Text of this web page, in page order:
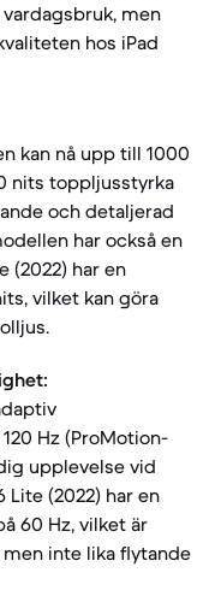
men
hos iPad
kan nå upp till 1000
nits toppljusstyrka
och detaljerad
har också en
(2022) har en
vilket kan göra
Hz (ProMotion-
upplevelse vid
Lite (2022) har en
60 Hz, vilket är
inte lika flytande